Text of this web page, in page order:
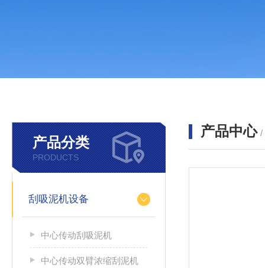
产品分类
PRODUCTS
刮吸泥机设备
中心传动刮吸泥机
中心传动双臂浓缩刮泥机
产品中心 /